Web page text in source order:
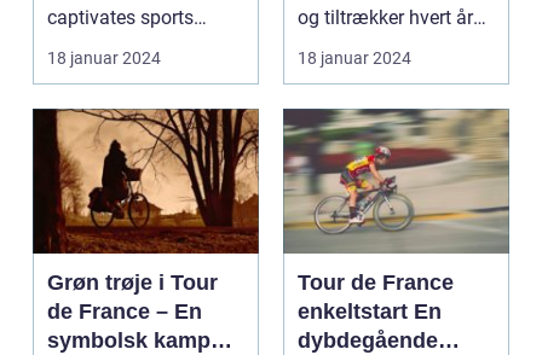
captivates sports
enthusiasts worldwid...
18 januar 2024
Cykelløbsrute i
Verden
og tiltrækker hvert år
millioner...
18 januar 2024
Grøn trøje i Tour
de France – En
symbolsk kamp
Tour de France
enkeltstart En
dybdegående